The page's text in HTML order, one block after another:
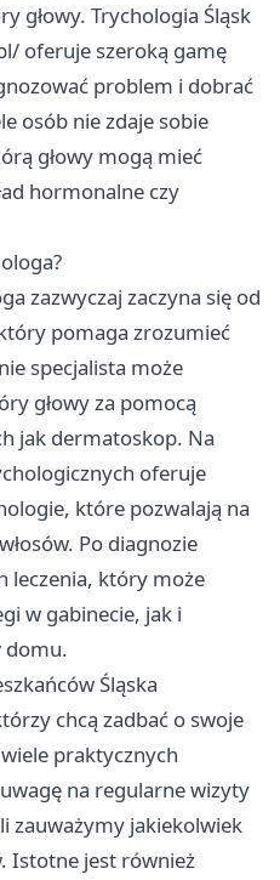
głowy. Trychologia Śląsk
oferuje szeroką gamę
problem i dobrać
osób nie zdaje sobie
głowy mogą mieć
hormonalne czy
zazwyczaj zaczyna się od
pomaga zrozumieć
specjalista może
głowy za pomocą
jak dermatoskop. Na
oferuje
które pozwalają na
Po diagnozie
leczenia, który może
w gabinecie, jak i
domu.
Śląska
chcą zadbać o swoje
praktycznych
na regularne wizyty
zauważymy jakiekolwiek
Istotne jest również